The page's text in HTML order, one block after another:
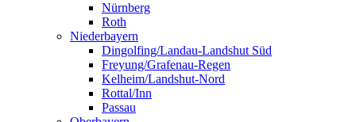
Nürnberg
Roth
Niederbayern
Dingolfing/Landau-Landshut Süd
Freyung/Grafenau-Regen
Kelheim/Landshut-Nord
Rottal/Inn
Passau